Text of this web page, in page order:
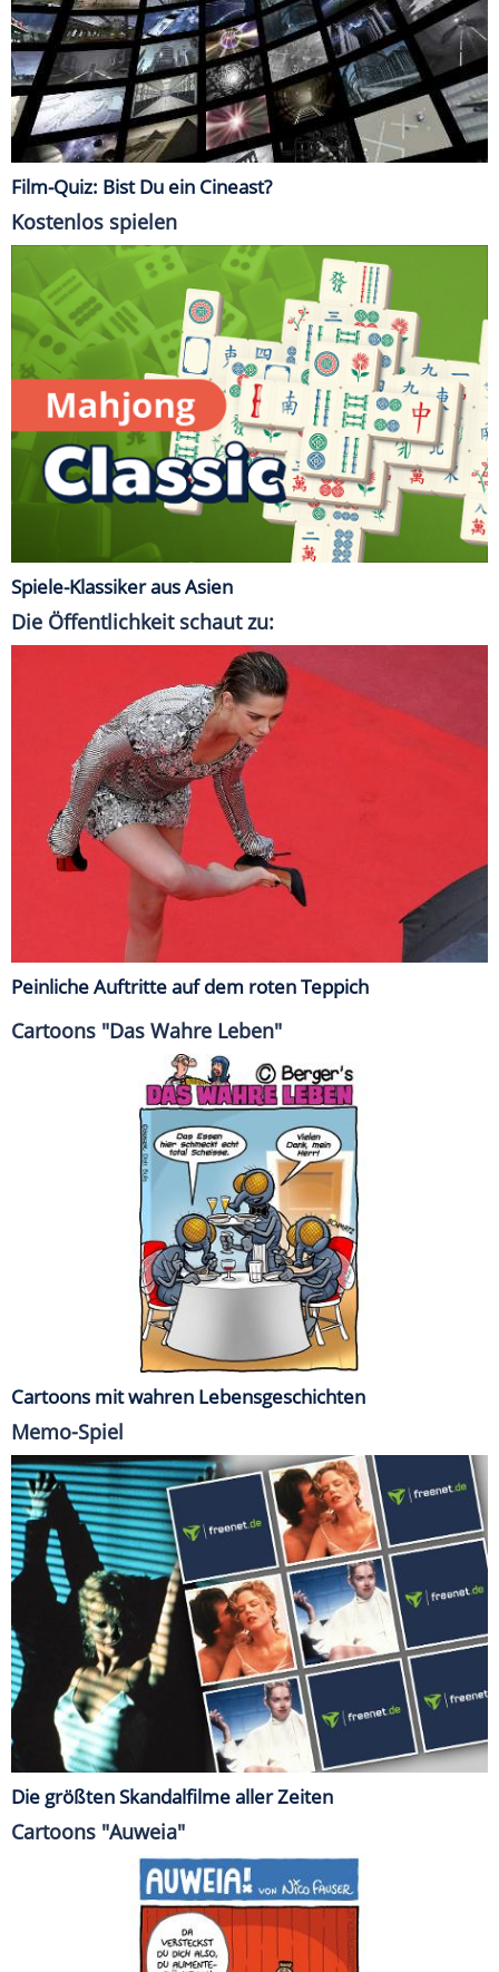
Film-Quiz: Bist Du ein Cineast?
Kostenlos spielen
Spiele-Klassiker aus Asien
Die Öffentlichkeit schaut zu:
Peinliche Auftritte auf dem roten Teppich
Cartoons "Das Wahre Leben"
Cartoons mit wahren Lebensgeschichten
Memo-Spiel
Die größten Skandalfilme aller Zeiten
Cartoons "Auweia"